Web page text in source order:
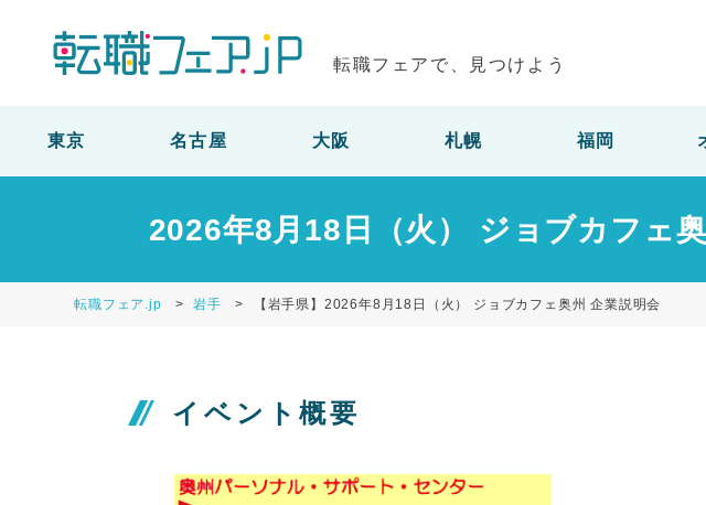
転職フェアで、見つけよう
東京 名古屋 大阪 札幌 福岡
2026年8月18日（火） ジョブカフェ
転職フェア.jp 岩手 【岩手県】2026年8月18日（火） ジョブカフェ奥州 企業説明会
イベント概要